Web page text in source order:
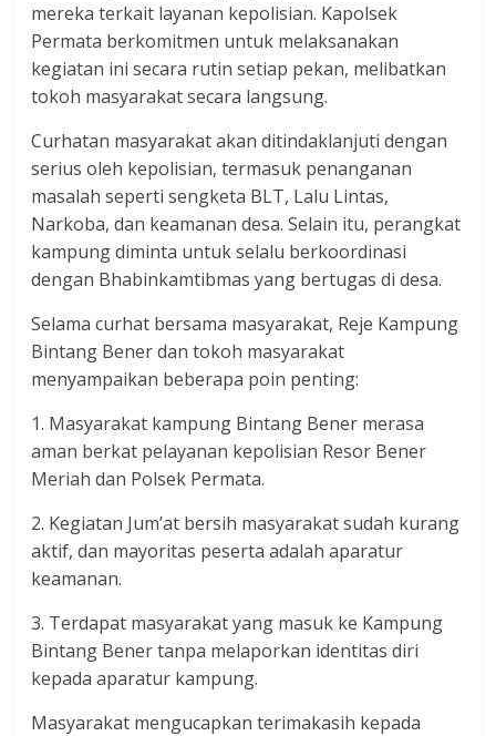
mereka terkait layanan kepolisian. Kapolsek
Permata berkomitmen untuk melaksanakan
kegiatan ini secara rutin setiap pekan, melibatkan
tokoh masyarakat secara langsung.
Curhatan masyarakat akan ditindaklanjuti dengan
serius oleh kepolisian, termasuk penanganan
masalah seperti sengketa BLT, Lalu Lintas,
Narkoba, dan keamanan desa. Selain itu, perangkat
kampung diminta untuk selalu berkoordinasi
dengan Bhabinkamtibmas yang bertugas di desa.
Selama curhat bersama masyarakat, Reje Kampung
Bintang Bener dan tokoh masyarakat
menyampaikan beberapa poin penting:
1. Masyarakat kampung Bintang Bener merasa
aman berkat pelayanan kepolisian Resor Bener
Meriah dan Polsek Permata.
2. Kegiatan Jum’at bersih masyarakat sudah kurang
aktif, dan mayoritas peserta adalah aparatur
keamanan.
3. Terdapat masyarakat yang masuk ke Kampung
Bintang Bener tanpa melaporkan identitas diri
kepada aparatur kampung.
Masyarakat mengucapkan terimakasih kepada